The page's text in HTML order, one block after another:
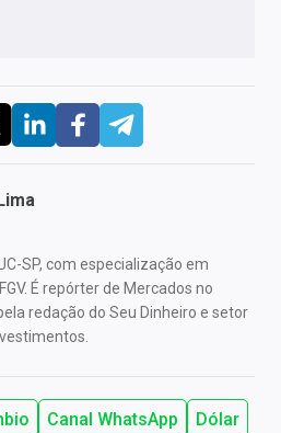
SP, com especialização em
É repórter de Mercados no
redação do Seu Dinheiro e setor
Canal WhatsApp
Dólar